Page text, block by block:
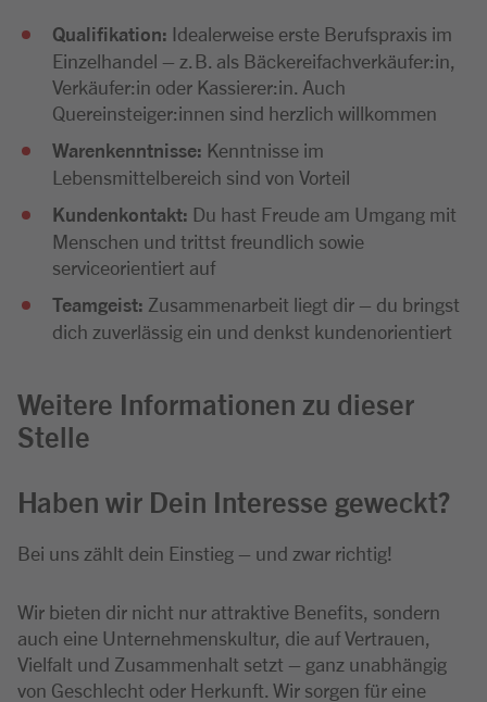
Qualifikation: Idealerweise erste Berufspraxis im
Einzelhandel – z. B. als Bäckereifachverkäufer:in,
Verkäufer:in oder Kassierer:in. Auch
Quereinsteiger:innen sind herzlich willkommen
Warenkenntnisse: Kenntnisse im
Lebensmittelbereich sind von Vorteil
Kundenkontakt: Du hast Freude am Umgang mit
Menschen und trittst freundlich sowie
serviceorientiert auf
Teamgeist: Zusammenarbeit liegt dir – du bringst
dich zuverlässig ein und denkst kundenorientiert
Weitere Informationen zu dieser
Stelle
Haben wir Dein Interesse geweckt?
Bei uns zählt dein Einstieg – und zwar richtig!
Wir bieten dir nicht nur attraktive Benefits, sondern
auch eine Unternehmenskultur, die auf Vertrauen,
Vielfalt und Zusammenhalt setzt – ganz unabhängig
von Geschlecht oder Herkunft. Wir sorgen für eine